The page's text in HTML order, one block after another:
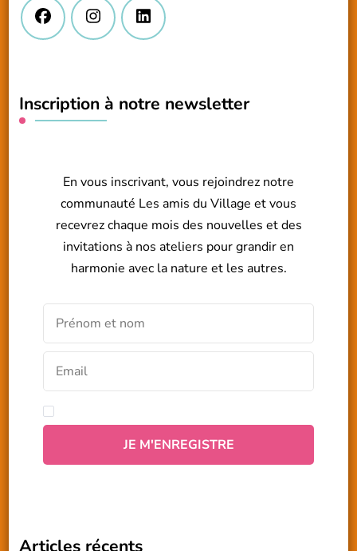
Inscription à notre newsletter
En vous inscrivant, vous rejoindrez notre
communauté Les amis du Village et vous
recevrez chaque mois des nouvelles et des
invitations à nos ateliers pour grandir en
harmonie avec la nature et les autres.
Articles récents